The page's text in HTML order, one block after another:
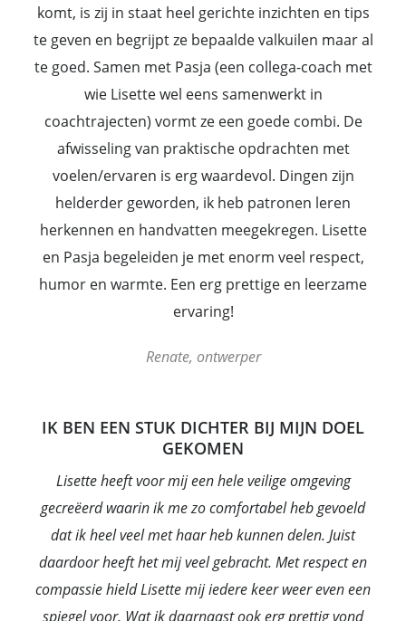
komt, is zij in staat heel gerichte inzichten en tips
te geven en begrijpt ze bepaalde valkuilen maar al
te goed. Samen met Pasja (een collega-coach met
wie Lisette wel eens samenwerkt in
coachtrajecten) vormt ze een goede combi. De
afwisseling van praktische opdrachten met
voelen/ervaren is erg waardevol. Dingen zijn
helderder geworden, ik heb patronen leren
herkennen en handvatten meegekregen. Lisette
en Pasja begeleiden je met enorm veel respect,
humor en warmte. Een erg prettige en leerzame
ervaring!
Renate, ontwerper
IK BEN EEN STUK DICHTER BIJ MIJN DOEL
GEKOMEN
Lisette heeft voor mij een hele veilige omgeving
gecreëerd waarin ik me zo comfortabel heb gevoeld
dat ik heel veel met haar heb kunnen delen. Juist
daardoor heeft het mij veel gebracht. Met respect en
compassie hield Lisette mij iedere keer weer even een
spiegel voor. Wat ik daarnaast ook erg prettig vond